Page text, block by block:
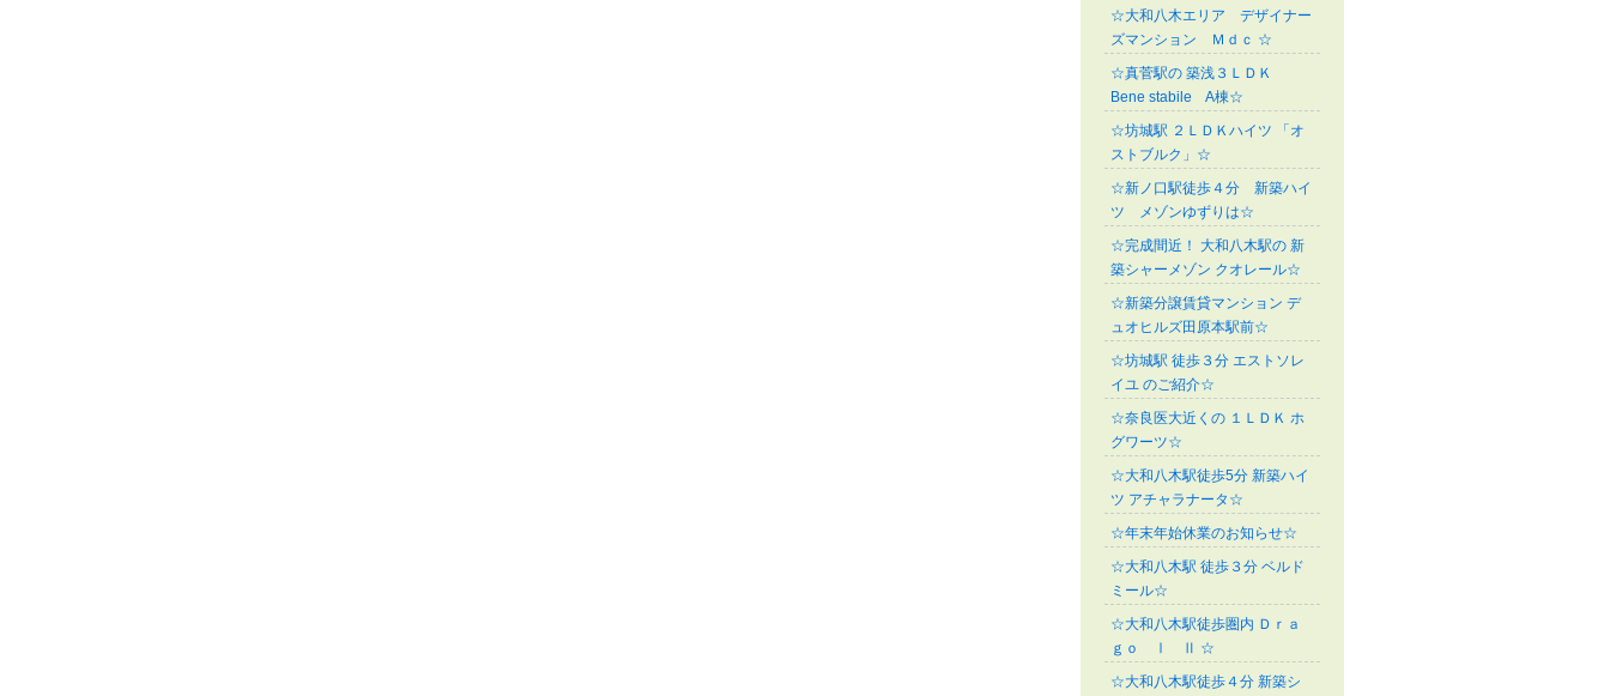
☆大和八木エリア デザイナー
ズマンション Ｍｄｃ ☆
☆真菅駅の 築浅３ＬＤＫ
Bene stabile A棟☆
☆坊城駅 ２ＬＤＫハイツ 「オ
ストブルク」☆
☆新ノ口駅徒歩４分 新築ハイ
ツ メゾンゆずりは☆
☆完成間近！ 大和八木駅の 新
築シャーメゾン クオレール☆
☆新築分譲賃貸マンション デ
ュオヒルズ田原本駅前☆
☆坊城駅 徒歩３分 エストソレ
イユ のご紹介☆
☆奈良医大近くの １ＬＤＫ ホ
グワーツ☆
☆大和八木駅徒歩5分 新築ハイ
ツ アチャラナータ☆
☆年末年始休業のお知らせ☆
☆大和八木駅 徒歩３分 ベルド
ミール☆
☆大和八木駅徒歩圏内 Ｄｒａ
ｇｏ Ⅰ Ⅱ ☆
☆大和八木駅徒歩４分 新築シ